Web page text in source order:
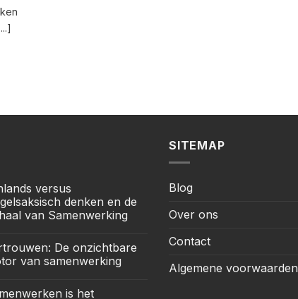
versus
denken en de
van Samenwerking
De onzichtbare
van samenwerking
is het
SITEMAP
Blog
Over ons
Contact
Algemene voorwaarden